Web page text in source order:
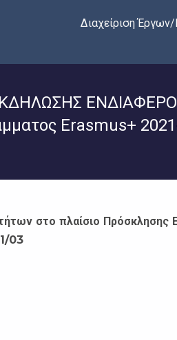
Διαχείριση
Erasmus+
στο πλαίσιο Πρόσκλησης
03